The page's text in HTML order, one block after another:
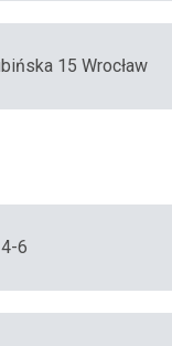
15 Wrocław
6